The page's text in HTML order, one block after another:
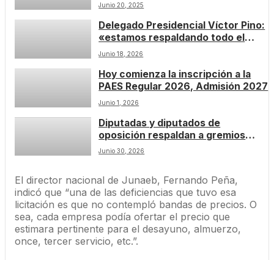
Junio 20, 2025
Delegado Presidencial Víctor Pino:
«estamos respaldando todo el
trabajo de nuestra PDI»
Junio 18, 2026
Hoy comienza la inscripción a la
PAES Regular 2026, Admisión 2027
Junio 1, 2026
Diputadas y diputados de
oposición respaldan a gremios
de la salud frente a millonario
Junio 30, 2026
El director nacional de Junaeb, Fernando Peña,
indicó que “una de las deficiencias que tuvo esa
licitación es que no contempló bandas de precios. O
sea, cada empresa podía ofertar el precio que
estimara pertinente para el desayuno, almuerzo,
once, tercer servicio, etc.”.